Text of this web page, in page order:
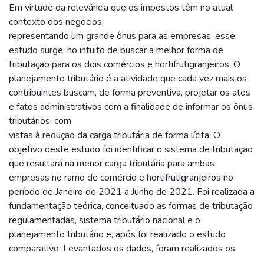
Em virtude da relevância que os impostos têm no atual
contexto dos negócios,
representando um grande ônus para as empresas, esse
estudo surge, no intuito de buscar a melhor forma de
tributação para os dois comércios e hortifrutigranjeiros. O
planejamento tributário é a atividade que cada vez mais os
contribuintes buscam, de forma preventiva, projetar os atos
e fatos administrativos com a finalidade de informar os ônus
tributários, com
vistas à redução da carga tributária de forma lícita. O
objetivo deste estudo foi identificar o sistema de tributação
que resultará na menor carga tributária para ambas
empresas no ramo de comércio e hortifrutigranjeiros no
período de Janeiro de 2021 a Junho de 2021. Foi realizada a
fundamentação teórica, conceituado as formas de tributação
regulamentadas, sistema tributário nacional e o
planejamento tributário e, após foi realizado o estudo
comparativo. Levantados os dados, foram realizados os